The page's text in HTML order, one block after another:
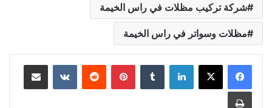
شركة تركيب مظلات في راس الخيمة
مظلات وسواتر في راس الخيمة
لينكدإن بينتيريست مشاركة عبر البريد
طباعة